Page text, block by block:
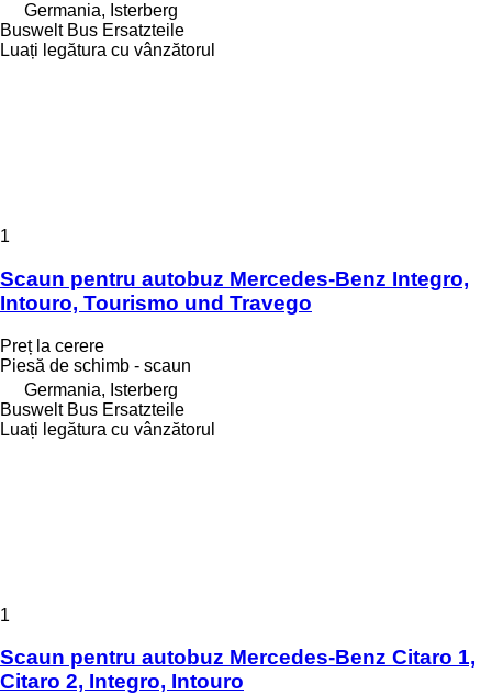
Germania, Isterberg
Buswelt Bus Ersatzteile
Luați legătura cu vânzătorul
1
Scaun pentru autobuz Mercedes-Benz Integro,
Intouro, Tourismo und Travego
Preț la cerere
Piesă de schimb - scaun
Germania, Isterberg
Buswelt Bus Ersatzteile
Luați legătura cu vânzătorul
1
Scaun pentru autobuz Mercedes-Benz Citaro 1,
Citaro 2, Integro, Intouro